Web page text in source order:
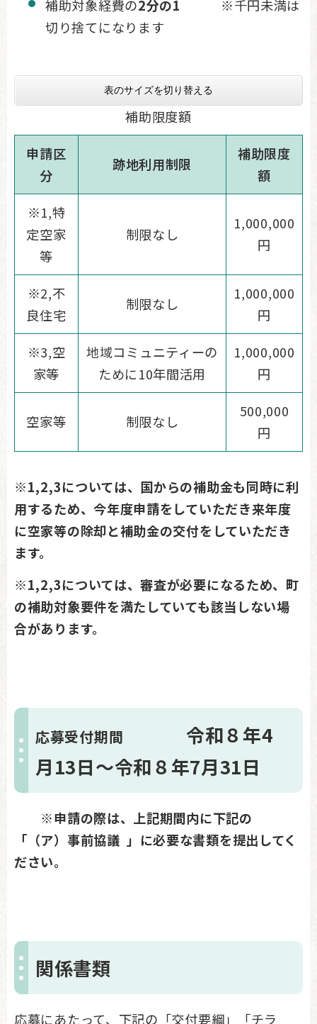
補助対象経費の2分の1
※千円未満は
切り捨てになります
表のサイズを切り替える
補助限度額
申請区
分
跡地利用制限
補助限度
額
※1,特
定空家
等
制限なし
1,000,000
円
※2,不
良住宅
制限なし
1,000,000
円
※3,空
家等
地域コミュニティーの
ために10年間活用
1,000,000
円
空家等 制限なし
500,000
円
※1,2,3については、国からの補助金も同時に利
用するため、今年度申請をしていただき来年度
に空家等の除却と補助金の交付をしていただき
ます。
※1,2,3については、審査が必要になるため、町
の補助対象要件を満たしていても該当しない場
合があります。
応募受付期間
令和８年4
月13日～令和８年7月31日
※申請の際は、上記期間内に下記の
「（ア）事前協議 」に必要な書類を提出してく
ださい。
関係書類
応募にあたって、下記の「交付要綱」「チラ